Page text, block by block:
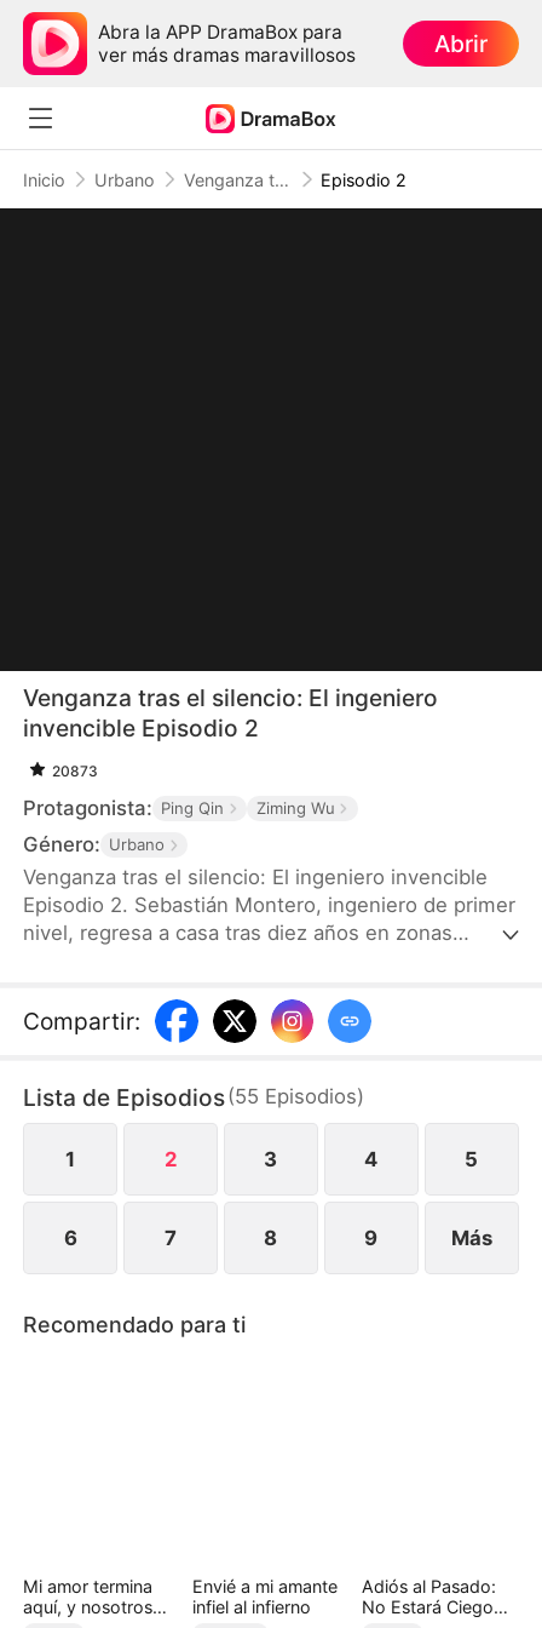
Abra la APP DramaBox para
ver más dramas maravillosos
Abrir
Inicio Urbano Venganza tras el silencio: El ingeniero invencible Episodio 2
Venganza tras el silencio: El ingeniero
invencible Episodio 2
20873
Protagonista: Ping Qin Ziming Wu
Género: Urbano
Venganza tras el silencio: El ingeniero invencible
Episodio 2. Sebastián Montero, ingeniero de primer
nivel, regresa a casa tras diez años en zonas
hermana mayor, y descubre que los Castillo
planean apropiarse del patrimonio de los Montero.
silencio. Cuando finalmente revela quién es y
presenta pruebas irrefutables de sus crímenes, los
Castillo son llevados ante la justicia.
Compartir:
Lista de Episodios(55 Episodios)
1 2 3 4 5
6 7 8 9 Más
Recomendado para ti
Mi amor termina
aquí, y nosotros
Envié a mi amante
infiel al infierno
Adiós al Pasado:
No Estará Ciego